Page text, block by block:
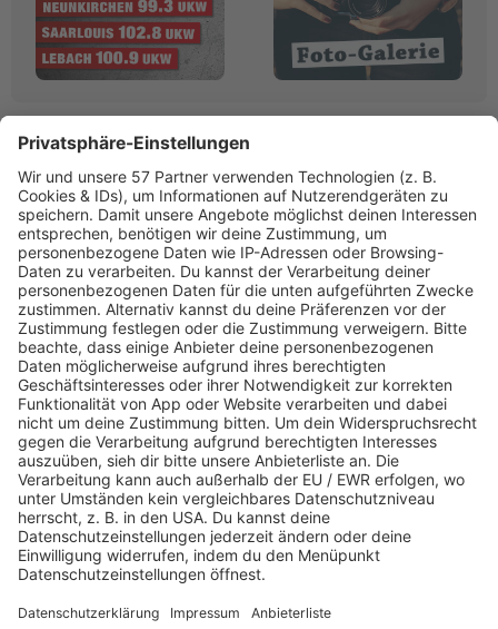
Linktipps:
Werbung
RADIO SALÜ
Saarlands bester Musikmix
www.salue.de»
PROGRAMM
Webradio & Stream
Titelsuche
Rocknews
Sound of Saarland